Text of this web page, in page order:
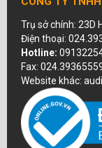
Trụ sở chính: 23D
Điện thoại:
Hotline:
Fax:
Website khác: